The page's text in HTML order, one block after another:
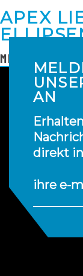
APEX
MEHR LESEN
AN
direkt
ihre e-